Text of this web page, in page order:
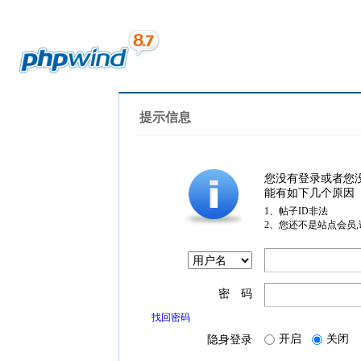
提示信息
您没有登录或者您
能有如下几个原因
1、帖子ID非法
2、您还不是站点会员
密 码
找回密码
隐身登录 开启 关闭